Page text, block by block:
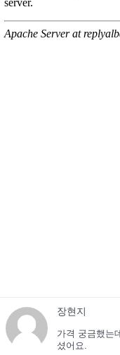
장현지
가격 궁금했는
셨어요.